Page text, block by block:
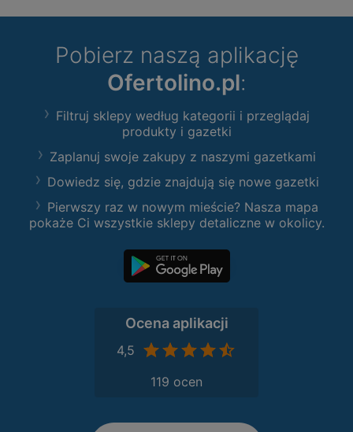
Pobierz naszą aplikację
Ofertolino.pl:
Filtruj sklepy według kategorii i przeglądaj
produkty i gazetki
Zaplanuj swoje zakupy z naszymi gazetkami
Dowiedz się, gdzie znajdują się nowe gazetki
Pierwszy raz w nowym mieście? Nasza mapa
pokaże Ci wszystkie sklepy detaliczne w okolicy.
Ocena aplikacji
4,5
119 ocen